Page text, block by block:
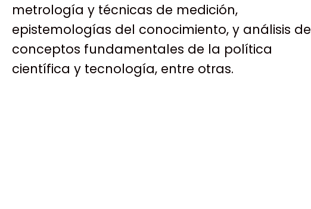
metrología y técnicas de medición,
epistemologías del conocimiento, y análisis de
conceptos fundamentales de la política
científica y tecnología, entre otras.